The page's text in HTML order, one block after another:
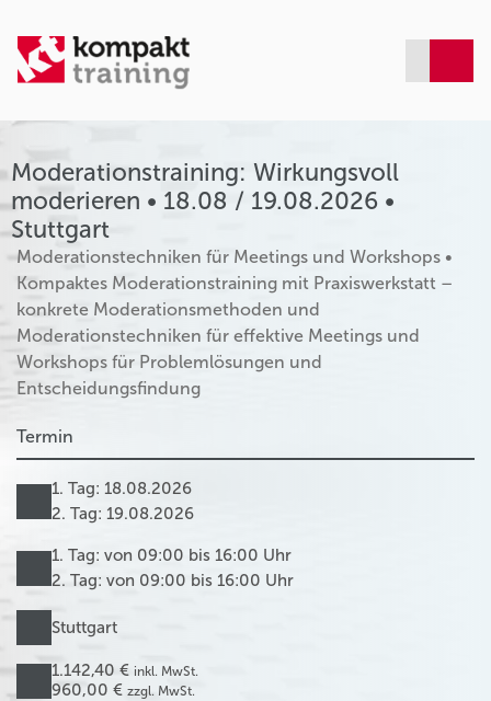
Moderationstraining: Wirkungsvoll
moderieren • 18.08 / 19.08.2026 •
Stuttgart
Moderationstechniken für Meetings und Workshops •
Kompaktes Moderationstraining mit Praxiswerkstatt –
konkrete Moderationsmethoden und
Moderationstechniken für effektive Meetings und
Workshops für Problemlösungen und
Entscheidungsfindung
Termin
1. Tag: 18.08.2026
2. Tag: 19.08.2026
1. Tag: von 09:00 bis 16:00 Uhr
2. Tag: von 09:00 bis 16:00 Uhr
Stuttgart
1.142,40 € inkl. MwSt.
960,00 € zzgl. MwSt.